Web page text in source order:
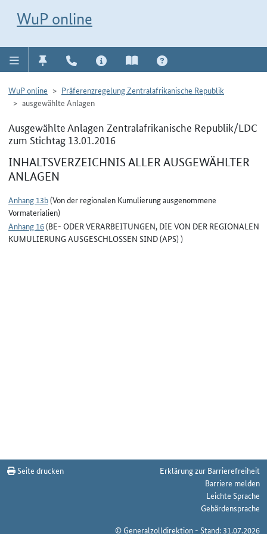
WuP online
WuP online
Präferenzregelung Zentralafrikanische Republik
ausgewählte Anlagen
Ausgewählte Anlagen Zentralafrikanische Republik/LDC
zum Stichtag 13.01.2016
INHALTSVERZEICHNIS ALLER AUSGEWÄHLTER
ANLAGEN
Anhang 13b(Von der regionalen Kumulierung ausgenommene
Vormaterialien)
Anhang 16(BE- ODER VERARBEITUNGEN, DIE VON DER REGIONALEN
KUMULIERUNG AUSGESCHLOSSEN SIND (APS) )
Seite drucken
Erklärung zur Barrierefreiheit
Barriere melden
Leichte Sprache
Gebärdensprache
© Generalzolldirektion - Stand: 31.07.2026